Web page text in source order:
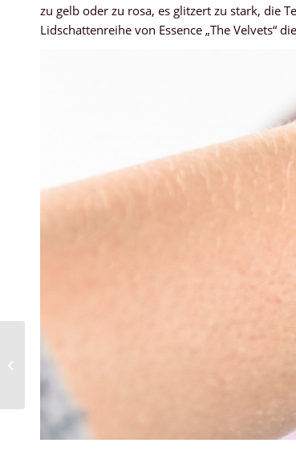
zu gelb oder zu rosa, es glitzert zu stark, die
Lidschattenreihe von Essence „The Velvets“